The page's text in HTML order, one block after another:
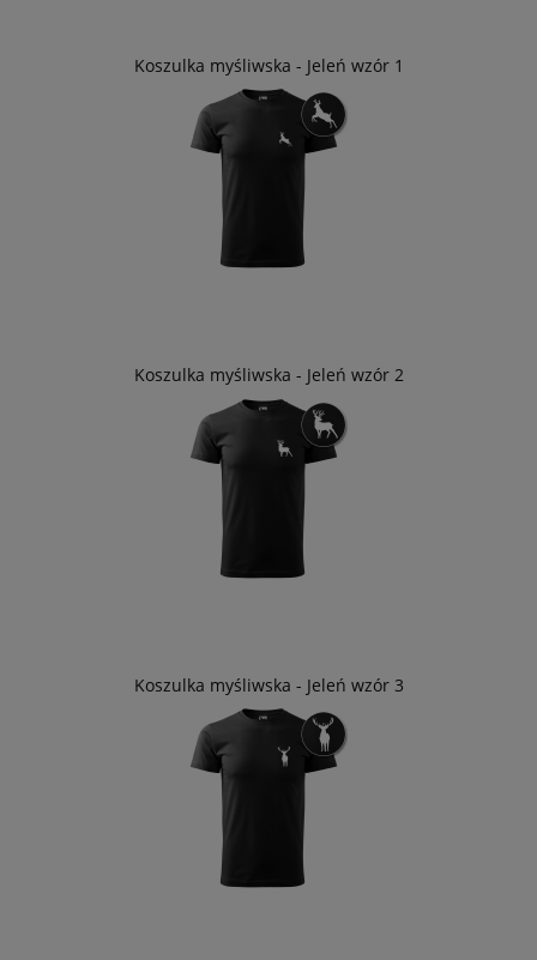
Koszulka myśliwska - Jeleń wzór 1
Koszulka myśliwska - Jeleń wzór 2
Koszulka myśliwska - Jeleń wzór 3